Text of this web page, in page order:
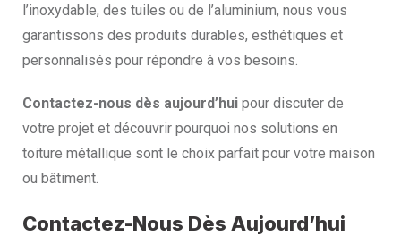
l’inoxydable, des tuiles ou de l’aluminium, nous vous
garantissons des produits durables, esthétiques et
personnalisés pour répondre à vos besoins.
Contactez-nous dès aujourd’hui pour discuter de
votre projet et découvrir pourquoi nos solutions en
toiture métallique sont le choix parfait pour votre maison
ou bâtiment.
Contactez-Nous Dès Aujourd’hui